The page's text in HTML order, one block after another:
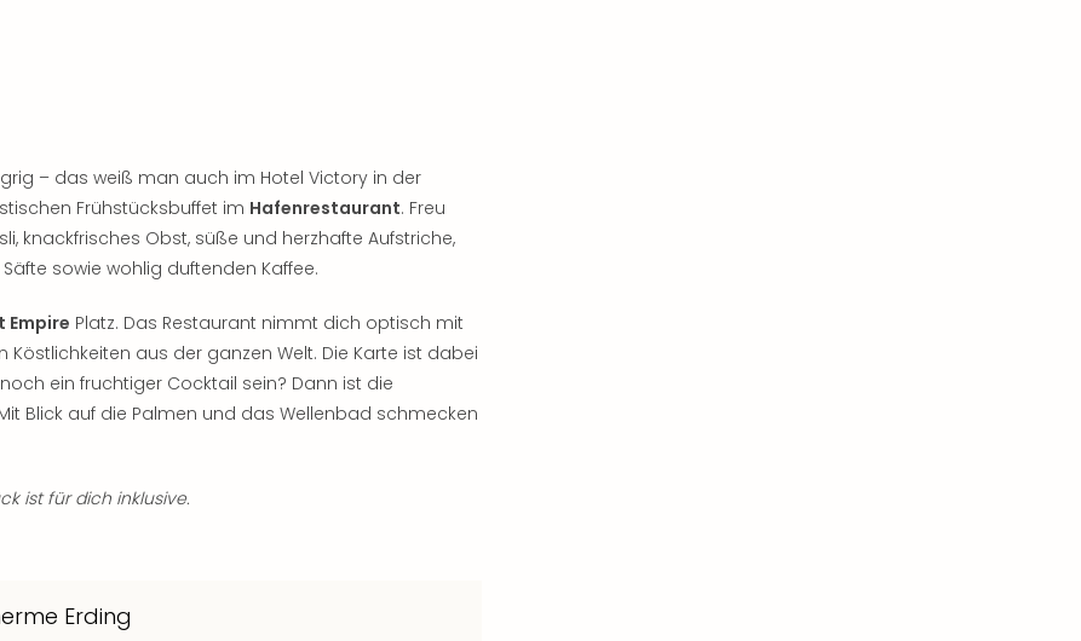
– das weiß man auch im Hotel Victory in der
Frühstücksbuffet im Hafenrestaurant. Freu
knackfrisches Obst, süße und herzhafte Aufstriche,
sowie wohlig duftenden Kaffee.
Empire Platz. Das Restaurant nimmt dich optisch mit
aus der ganzen Welt. Die Karte ist dabei
ein fruchtiger Cocktail sein? Dann ist die
Blick auf die Palmen und das Wellenbad schmecken
ist für dich inklusive.
Erding